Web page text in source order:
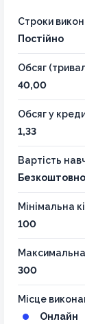
Строки
Постійно
Обсяг
40,00
Обсяг у
1,33
Вартість
Безкоштовно
Мінімальна
100
Максимальна
300
Місце
Онлайн